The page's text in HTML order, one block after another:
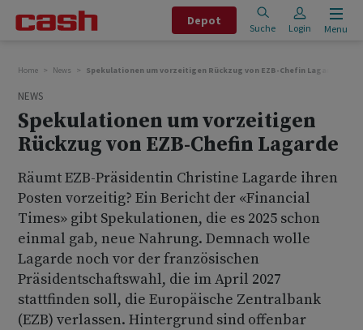
Depot
Suche Login Menu
Home News Spekulationen um vorzeitigen Rückzug von EZB-Chefin Lagarde
NEWS
Spekulationen um vorzeitigen
Rückzug von EZB-Chefin Lagarde
Räumt EZB-Präsidentin Christine Lagarde ihren
Posten vorzeitig? Ein Bericht der «Financial
Times» gibt Spekulationen, die es 2025 schon
einmal gab, neue Nahrung. Demnach wolle
Lagarde noch vor der französischen
Präsidentschaftswahl, die im April 2027
stattfinden soll, die Europäische Zentralbank
(EZB) verlassen. Hintergrund sind offenbar